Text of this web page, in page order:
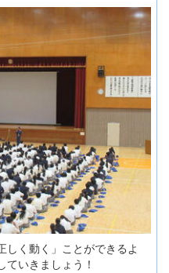
しく動く」ことができるよ
ていきましょう！